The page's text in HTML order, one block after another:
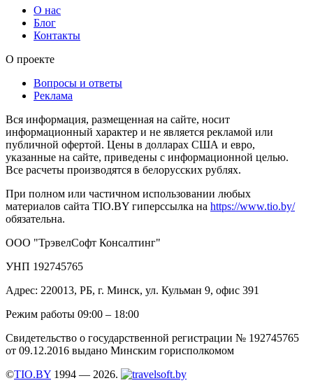
О нас
Блог
Контакты
О проекте
Вопросы и ответы
Реклама
Вся информация, размещенная на сайте, носит
информационный характер и не является рекламой или
публичной офертой. Цены в долларах США и евро,
указанные на сайте, приведены с информационной целью.
Все расчеты производятся в белорусских рублях.
При полном или частичном использовании любых
материалов сайта TIO.BY гиперссылка на https://www.tio.by/
обязательна.
ООО "ТрэвелСофт Консалтинг"
УНП 192745765
Адрес: 220013, РБ, г. Минск, ул. Кульман 9, офис 391
Режим работы 09:00 – 18:00
Свидетельство о государственной регистрации № 192745765
от 09.12.2016 выдано Минским горисполкомом
©TIO.BY 1994 — 2026.